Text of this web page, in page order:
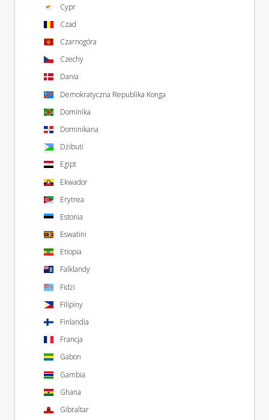
Cypr
Czad
Czarnogóra
Czechy
Dania
Demokratyczna Republika Konga
Dominika
Dominikana
Dżibuti
Egipt
Ekwador
Erytrea
Estonia
Eswatini
Etiopia
Falklandy
Fidżi
Filipiny
Finlandia
Francja
Gabon
Gambia
Ghana
Gibraltar